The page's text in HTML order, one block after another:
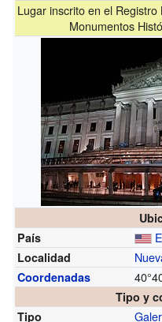
Lugar inscrito en el
Monumentos
País
Localidad
Coordenadas
Tipo y
Tipo